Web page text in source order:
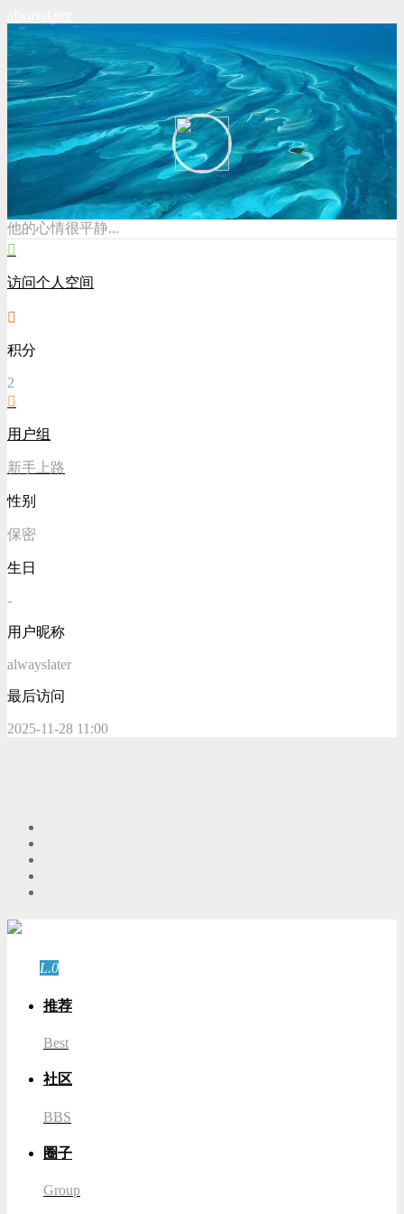
他的心情很平静...
访问个人空间
积分
2
用户组
新手上路
性别
保密
生日
-
用户昵称
alwayslater
最后访问
2025-11-28 11:00
L.0
推荐
Best
社区
BBS
圈子
Group